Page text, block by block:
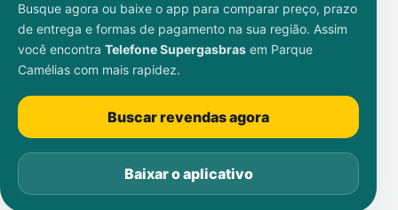
Busque agora ou baixe o app para comparar preço, prazo
de entrega e formas de pagamento na sua região. Assim
você encontra Telefone Supergasbras em Parque
Camélias com mais rapidez.
Buscar revendas agora
Baixar o aplicativo